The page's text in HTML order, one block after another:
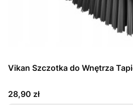
Vikan Szczotka do Wnętrza
Cena
28,90 zł